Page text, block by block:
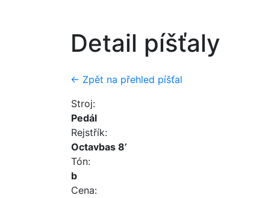
Detail píšťaly
← Zpět na přehled píšťal
Stroj:
Pedál
Rejstřík:
Octavbas 8’
Tón:
b
Cena: